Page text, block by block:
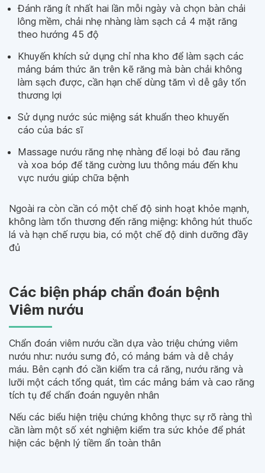
Đánh răng ít nhất hai lần mỗi ngày và chọn bàn chải
lông mềm, chải nhẹ nhàng làm sạch cả 4 mặt răng
theo hướng 45 độ
Khuyến khích sử dụng chỉ nha kho để làm sạch các
mảng bám thức ăn trên kẽ răng mà bàn chải không
làm sạch được, cần hạn chế dùng tăm vì dễ gây tổn
thương lợi
Sử dụng nước súc miệng sát khuẩn theo khuyến
cáo của bác sĩ
Massage nướu răng nhẹ nhàng để loại bỏ đau răng
và xoa bóp để tăng cường lưu thông máu đến khu
vực nướu giúp chữa bệnh
Ngoài ra còn cần có một chế độ sinh hoạt khỏe mạnh,
không làm tổn thương đến răng miệng: không hút thuốc
lá và hạn chế rượu bia, có một chế độ dinh dưỡng đầy
đủ
Các biện pháp chẩn đoán bệnh
Viêm nướu
Chẩn đoán viêm nướu cần dựa vào triệu chứng viêm
nướu như: nướu sưng đỏ, có mảng bám và dễ chảy
máu. Bên cạnh đó cần kiểm tra cả răng, nướu răng và
lưỡi một cách tổng quát, tìm các mảng bám và cao răng
tích tụ để chẩn đoán nguyên nhân
Nếu các biểu hiện triệu chứng không thực sự rõ ràng thì
cần làm một số xét nghiệm kiểm tra sức khỏe để phát
hiện các bệnh lý tiềm ẩn toàn thân